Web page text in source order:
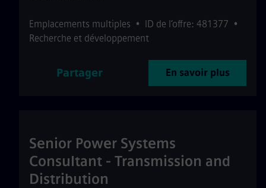
Emplacements multiples • ID de l’offre: 481377 •
Recherche et développement
Partager En savoir plus
Senior Power Systems
Consultant - Transmission and
Distribution